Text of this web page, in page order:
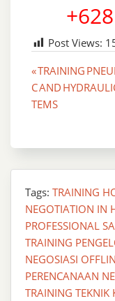
Post Views:
Post
« TRAINING
C AND
TEMS
Tags: TRAINING
NEGOTIATION IN
PROFESSIONAL
TRAINING
NEGOSIASI
PERENCANAAN
TRAINING TEKNIK